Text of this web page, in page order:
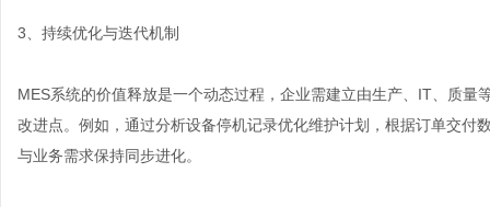
3、持续优化与迭代机制
MES系统的价值释放是一个动态过程，企业需建立由生产、IT、质
改进点。例如，通过分析设备停机记录优化维护计划，根据订单交付
与业务需求保持同步进化。